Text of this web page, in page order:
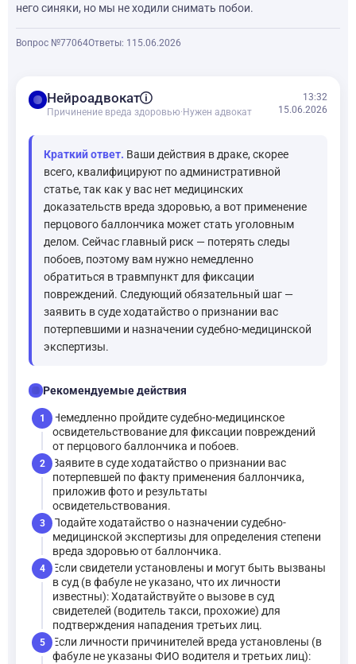
него синяки, но мы не ходили снимать побои.
Вопрос №77064Ответы: 1 15.06.2026
balanceНейроадвокат
Причинение вреда здоровью· Нужен адвокат
13:32
15.06.2026
Краткий ответ. Ваши действия в драке, скорее
всего, квалифицируют по административной
статье, так как у вас нет медицинских
доказательств вреда здоровью, а вот применение
перцового баллончика может стать уголовным
делом. Сейчас главный риск — потерять следы
побоев, поэтому вам нужно немедленно
обратиться в травмпункт для фиксации
повреждений. Следующий обязательный шаг —
заявить в суде ходатайство о признании вас
потерпевшими и назначении судебно-медицинской
экспертизы.
checklistРекомендуемые действия
1
Немедленно пройдите судебно-медицинское
освидетельствование для фиксации повреждений
от перцового баллончика и побоев.
2
Заявите в суде ходатайство о признании вас
потерпевшей по факту применения баллончика,
приложив фото и результаты
освидетельствования.
3
Подайте ходатайство о назначении судебно-
медицинской экспертизы для определения степени
вреда здоровью от баллончика.
4
Если свидетели установлены и могут быть вызваны
в суд (в фабуле не указано, что их личности
известны): Ходатайствуйте о вызове в суд
свидетелей (водитель такси, прохожие) для
подтверждения нападения третьих лиц.
5
Если личности причинителей вреда установлены (в
фабуле не указаны ФИО водителя и третьих лиц):